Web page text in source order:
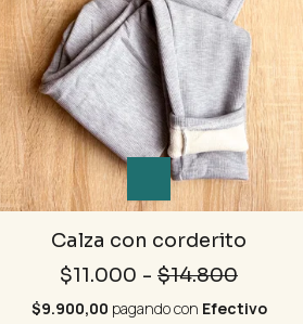
Calza con corderito
$11.000 - $14.800
$9.900,00 pagando con Efectivo